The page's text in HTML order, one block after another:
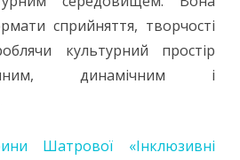
сприйняття, творчості
культурний простір
динамічним і
Шатрової «Інклюзивні